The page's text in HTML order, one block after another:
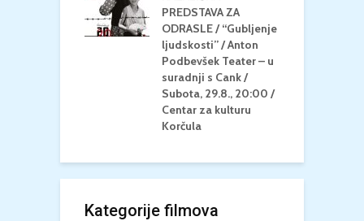
PREDSTAVA ZA
ODRASLE / “Gubljenje
ljudskosti” / Anton
Podbevšek Teater – u
suradnji s Cank /
Subota, 29.8., 20:00 /
Centar za kulturu
Korčula
Kategorije filmova